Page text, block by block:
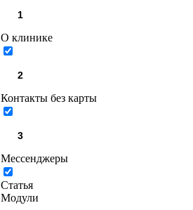
О клинике
Контакты без карты
Мессенджеры
Статья
Модули